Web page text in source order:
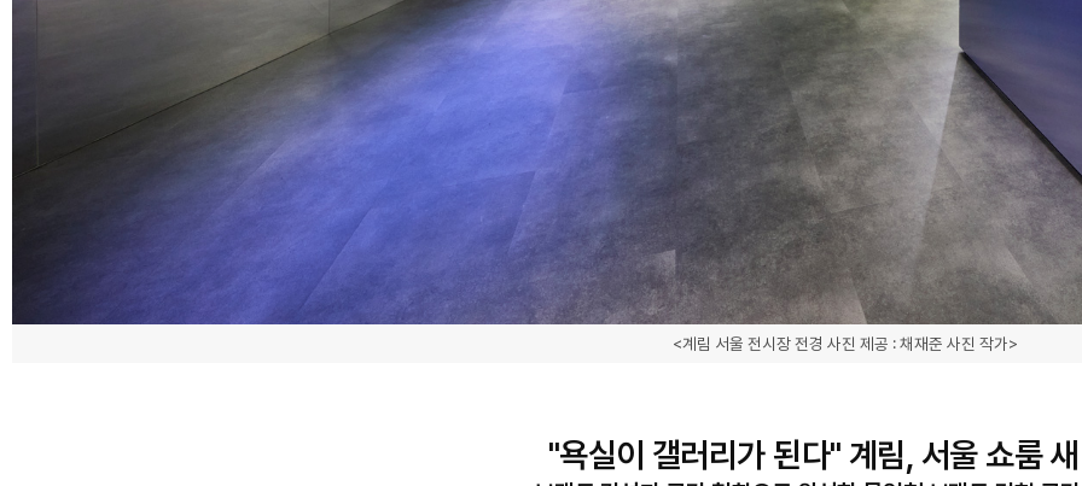
<계림 서울 전시장 전경 사진 제공 : 채재준 사진 작가>
"욕실이 갤러리가 된다" 계림, 서울 쇼룸